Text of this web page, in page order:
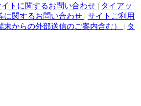
イトに関するお問い合わせ | タイアッ
に関するお問い合わせ | サイトご利用
末からの外部送信のご案内含む） | タ